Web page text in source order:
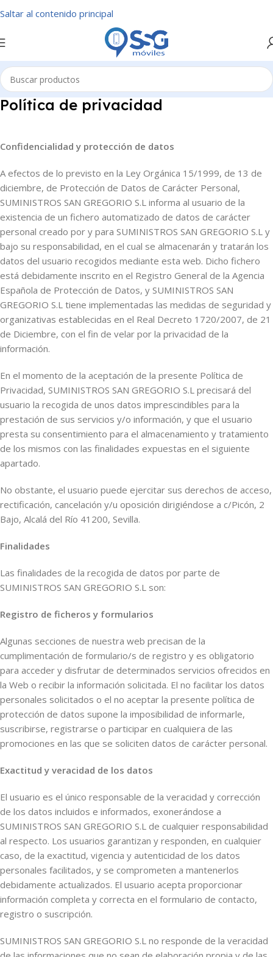
Saltar al contenido principal
Política de privacidad
Confidencialidad y protección de datos
A efectos de lo previsto en la Ley Orgánica 15/1999, de 13 de
diciembre, de Protección de Datos de Carácter Personal,
SUMINISTROS SAN GREGORIO S.L informa al usuario de la
existencia de un fichero automatizado de datos de carácter
personal creado por y para SUMINISTROS SAN GREGORIO S.L y
bajo su responsabilidad, en el cual se almacenarán y tratarán los
datos del usuario recogidos mediante esta web. Dicho fichero
está debidamente inscrito en el Registro General de la Agencia
Española de Protección de Datos, y SUMINISTROS SAN
GREGORIO S.L tiene implementadas las medidas de seguridad y
organizativas establecidas en el Real Decreto 1720/2007, de 21
de Diciembre, con el fin de velar por la privacidad de la
información.
En el momento de la aceptación de la presente Política de
Privacidad, SUMINISTROS SAN GREGORIO S.L precisará del
usuario la recogida de unos datos imprescindibles para la
prestación de sus servicios y/o información, y que el usuario
presta su consentimiento para el almacenamiento y tratamiento
de los mismos con las finalidades expuestas en el siguiente
apartado.
No obstante, el usuario puede ejercitar sus derechos de acceso,
rectificación, cancelación y/u oposición dirigiéndose a c/Picón, 2
Bajo, Alcalá del Río 41200, Sevilla.
Finalidades
Las finalidades de la recogida de datos por parte de
SUMINISTROS SAN GREGORIO S.L son:
Registro de ficheros y formularios
Algunas secciones de nuestra web precisan de la
cumplimentación de formulario/s de registro y es obligatorio
para acceder y disfrutar de determinados servicios ofrecidos en
la Web o recibir la información solicitada. El no facilitar los datos
personales solicitados o el no aceptar la presente política de
protección de datos supone la imposibilidad de informarle,
suscribirse, registrarse o participar en cualquiera de las
promociones en las que se soliciten datos de carácter personal.
Exactitud y veracidad de los datos
El usuario es el único responsable de la veracidad y corrección
de los datos incluidos e informados, exonerándose a
SUMINISTROS SAN GREGORIO S.L de cualquier responsabilidad
al respecto. Los usuarios garantizan y responden, en cualquier
caso, de la exactitud, vigencia y autenticidad de los datos
personales facilitados, y se comprometen a mantenerlos
debidamente actualizados. El usuario acepta proporcionar
información completa y correcta en el formulario de contacto,
registro o suscripción.
SUMINISTROS SAN GREGORIO S.L no responde de la veracidad